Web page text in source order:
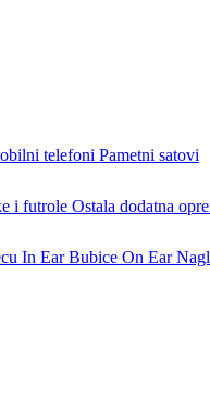
telefoni Pametni satovi
i futrole Ostala dodatna
In Ear Bubice On Ear